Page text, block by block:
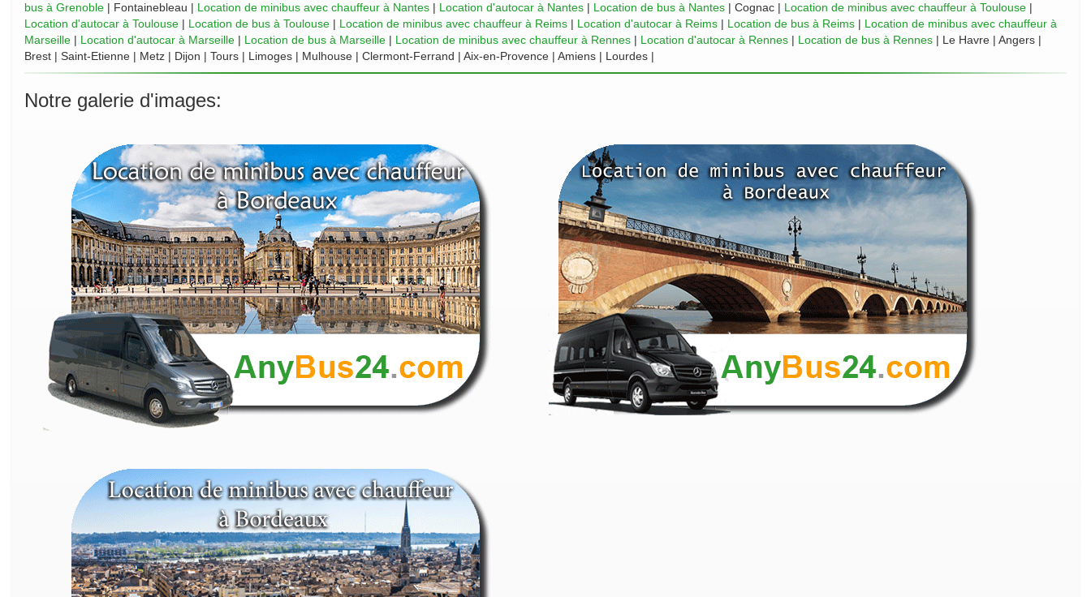
bus à Grenoble | Fontainebleau | Location de minibus avec chauffeur à Nantes | Location d'autocar à Nantes | Location de bus à Nantes | Cognac | Location de minibus avec chauffeur à Toulouse |
Location d'autocar à Toulouse | Location de bus à Toulouse | Location de minibus avec chauffeur à Reims | Location d'autocar à Reims | Location de bus à Reims | Location de minibus avec chauffeur à
Marseille | Location d'autocar à Marseille | Location de bus à Marseille | Location de minibus avec chauffeur à Rennes | Location d'autocar à Rennes | Location de bus à Rennes | Le Havre | Angers |
Brest | Saint-Etienne | Metz | Dijon | Tours | Limoges | Mulhouse | Clermont-Ferrand | Aix-en-Provence | Amiens | Lourdes |
Notre galerie d'images: